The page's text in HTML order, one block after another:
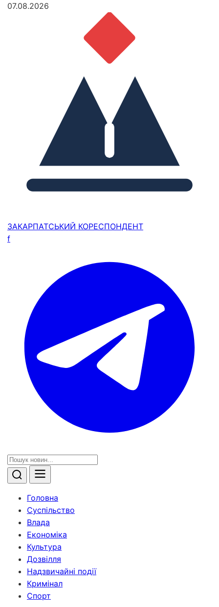
07.08.2026
ЗАКАРПАТСЬКИЙ КОРЕСПОНДЕНТ
f
Головна
Суспільство
Влада
Економіка
Культура
Дозвілля
Надзвичайні події
Кримінал
Спорт